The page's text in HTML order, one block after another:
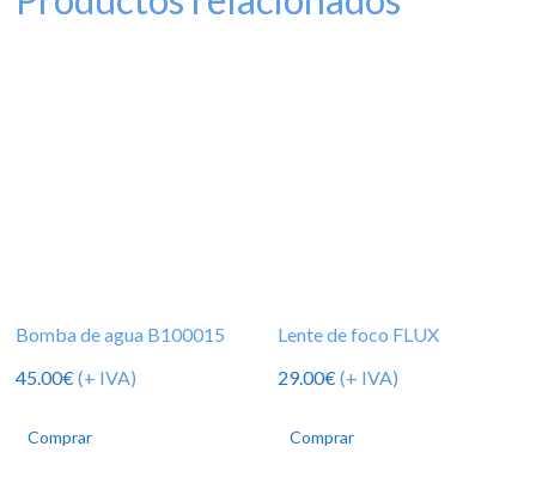
Bomba de agua B100015
45.00€(+ IVA)
Comprar
Lente de foco FLUX
29.00€(+ IVA)
Comprar